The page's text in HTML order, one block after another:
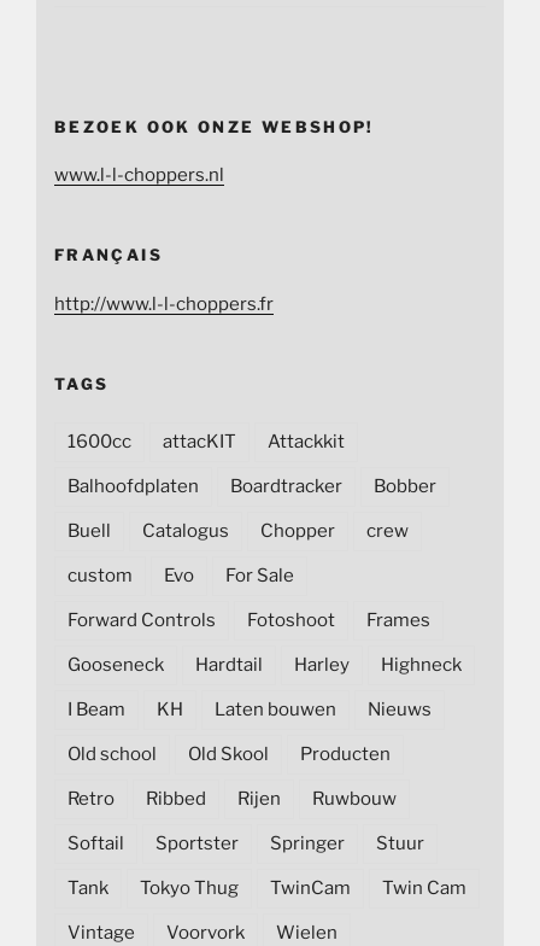
BEZOEK OOK ONZE WEBSHOP!
www.l-l-choppers.nl
FRANÇAIS
http://www.l-l-choppers.fr
TAGS
1600cc attacKIT Attackkit
Balhoofdplaten Boardtracker Bobber
Buell Catalogus Chopper crew
custom Evo For Sale
Forward Controls Fotoshoot Frames
Gooseneck Hardtail Harley Highneck
I Beam KH Laten bouwen Nieuws
Old school Old Skool Producten
Retro Ribbed Rijen Ruwbouw
Softail Sportster Springer Stuur
Tank Tokyo Thug TwinCam Twin Cam
Vintage Voorvork Wielen